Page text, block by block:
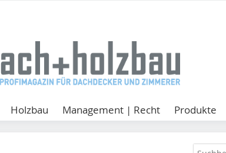
Holzbau Management | Recht Produkte